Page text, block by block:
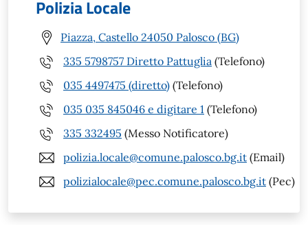
Polizia Locale
Piazza, Castello 24050 Palosco (BG)
335 5798757 Diretto Pattuglia (Telefono)
035 4497475 (diretto) (Telefono)
035 035 845046 e digitare 1 (Telefono)
335 332495 (Messo Notificatore)
polizia.locale@comune.palosco.bg.it (Email)
polizialocale@pec.comune.palosco.bg.it (Pec)